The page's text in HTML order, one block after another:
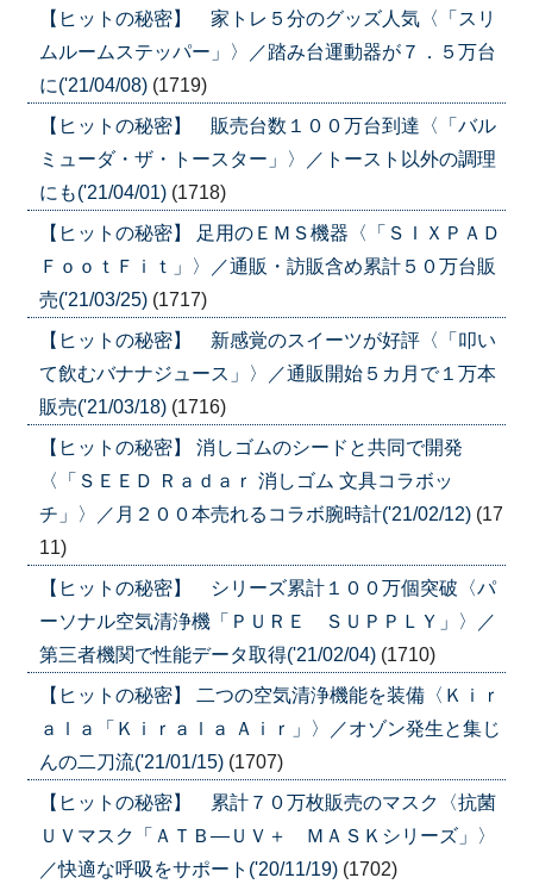
【ヒットの秘密】 家トレ５分のグッズ人気〈「スリ
ムルームステッパー」〉／踏み台運動器が７．５万台
に('21/04/08) (1719)
【ヒットの秘密】 販売台数１００万台到達〈「バル
ミューダ・ザ・トースター」〉／トースト以外の調理
にも('21/04/01) (1718)
【ヒットの秘密】 足用のＥＭＳ機器〈「ＳＩＸＰＡＤ
ＦｏｏｔＦｉｔ」〉／通販・訪販含め累計５０万台販
売('21/03/25) (1717)
【ヒットの秘密】 新感覚のスイーツが好評〈「叩い
て飲むバナナジュース」〉／通販開始５カ月で１万本
販売('21/03/18) (1716)
【ヒットの秘密】 消しゴムのシードと共同で開発
〈「ＳＥＥＤ Ｒａｄａｒ 消しゴム 文具コラボッ
チ」〉／月２００本売れるコラボ腕時計('21/02/12) (17
11)
【ヒットの秘密】 シリーズ累計１００万個突破〈パ
ーソナル空気清浄機「ＰＵＲＥ ＳＵＰＰＬＹ」〉／
第三者機関で性能データ取得('21/02/04) (1710)
【ヒットの秘密】 二つの空気清浄機能を装備〈Ｋｉｒ
ａｌａ「Ｋｉｒａｌａ Ａｉｒ」〉／オゾン発生と集じ
んの二刀流('21/01/15) (1707)
【ヒットの秘密】 累計７０万枚販売のマスク〈抗菌
ＵＶマスク「ＡＴＢ―ＵＶ＋ ＭＡＳＫシリーズ」〉
／快適な呼吸をサポート('20/11/19) (1702)